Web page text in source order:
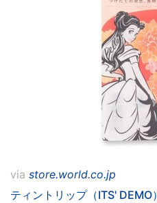
via store.world.co.jp
ティントリップ（ITS' DEMO）